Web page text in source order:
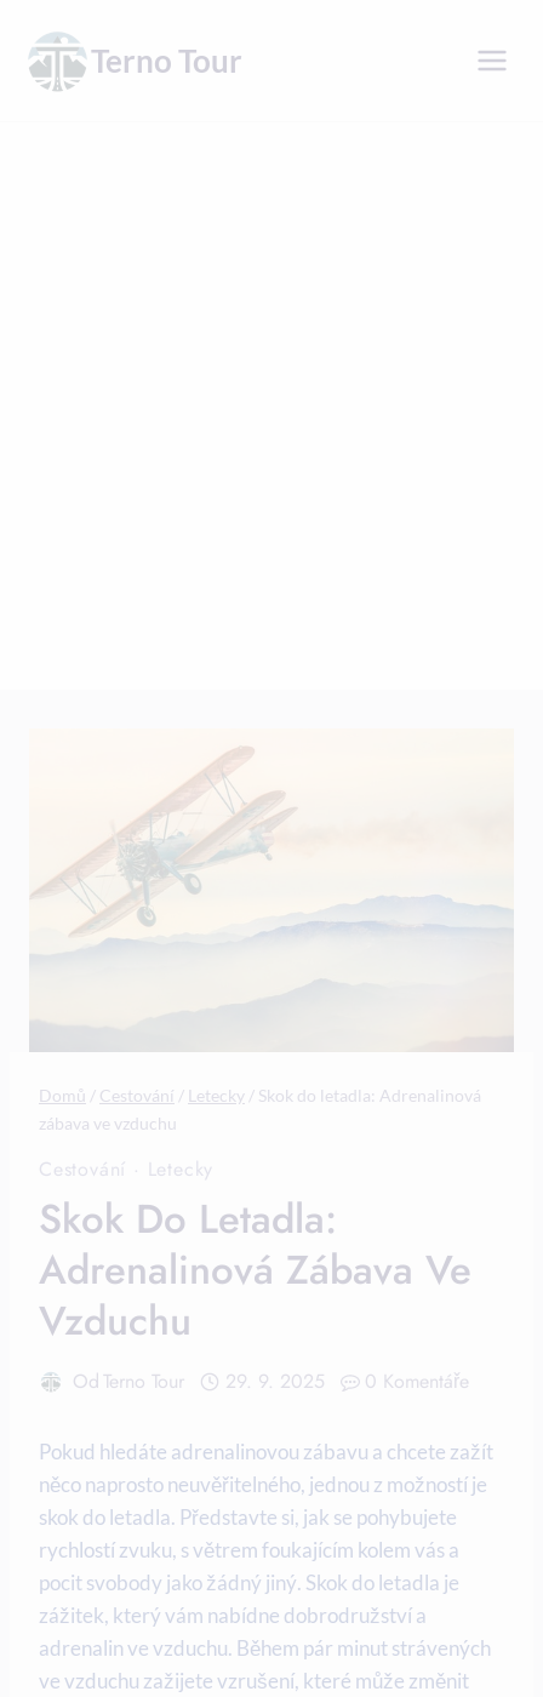
obsah
Terno Tour
Domů / Cestování / Letecky / Skok do letadla: Adrenalinová
zábava ve vzduchu
Cestování · Letecky
Skok Do Letadla:
Adrenalinová Zábava Ve
Vzduchu
OdTerno Tour 29. 9. 2025 0 Komentáře
Pokud hledáte adrenalinovou zábavu a chcete zažít
něco naprosto neuvěřitelného, jednou z možností je
skok do letadla. Představte si, jak se pohybujete
rychlostí zvuku, s větrem foukajícím kolem vás a
pocit svobody jako žádný jiný. Skok do letadla je
zážitek, který vám nabídne dobrodružství a
adrenalin ve vzduchu. Během pár minut strávených
ve vzduchu zažijete vzrušení, které může změnit